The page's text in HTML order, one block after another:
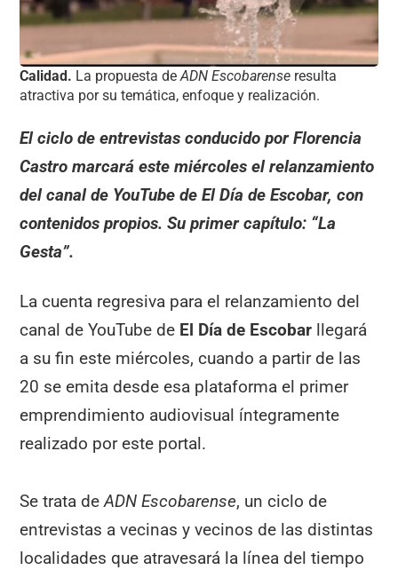
Calidad. La propuesta deADN Escobarense resulta
atractiva por su temática, enfoque y realización.
El ciclo de entrevistas conducido por Florencia
Castro marcará este miércoles el relanzamiento
del canal de YouTube de El Día de Escobar, con
contenidos propios. Su primer capítulo: “La
Gesta”.
La cuenta regresiva para el relanzamiento del
canal de YouTube de El Día de Escobar llegará
a su fin este miércoles, cuando a partir de las
20 se emita desde esa plataforma el primer
emprendimiento audiovisual íntegramente
realizado por este portal.
Se trata deADN Escobarense, un ciclo de
entrevistas a vecinas y vecinos de las distintas
localidades que atravesará la línea del tiempo